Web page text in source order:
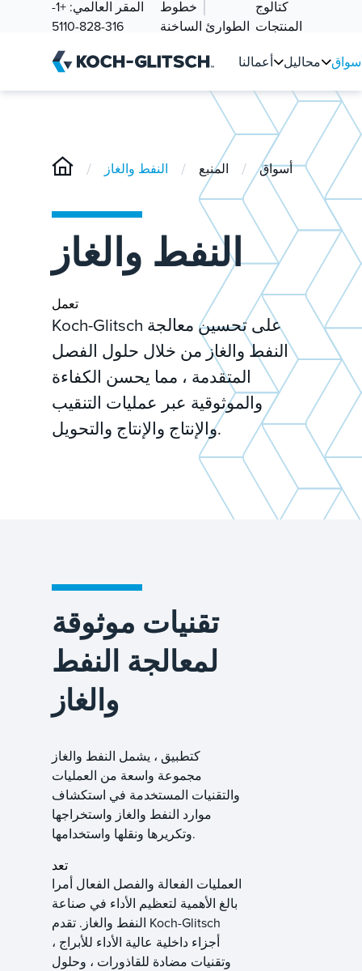
المقر العالمي:
+1-
316-828-5110
خطوط
الطوارئ الساخنة
كتالوج
المنتجات
أعمالنا محاليل
/ أسواق / المنبع / النفط والغاز
النفط والغاز
تعمل
Koch-Glitsch على تحسين معالجة
النفط والغاز من خلال حلول الفصل
المتقدمة ، مما يحسن الكفاءة
والموثوقية عبر عمليات التنقيب
والإنتاج والإنتاج والتحويل.
تقنيات موثوقة
لمعالجة النفط
والغاز
كتطبيق ، يشمل النفط والغاز
مجموعة واسعة من العمليات
والتقنيات المستخدمة في استكشاف
موارد النفط والغاز واستخراجها
وتكريرها ونقلها واستخدامها.
تعد
العمليات الفعالة والفصل الفعال أمرا
بالغ الأهمية لتعظيم الأداء في صناعة
النفط والغاز. تقدم Koch-Glitsch
أجزاء داخلية عالية الأداء للأبراج ،
وتقنيات مضادة للقاذورات ، وحلول